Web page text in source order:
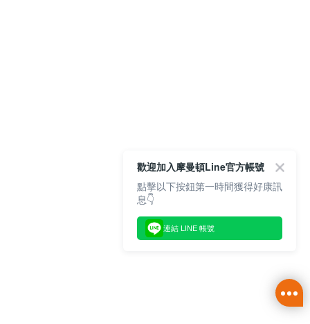
歡迎加入摩曼頓Line官方帳號
點擊以下按鈕第一時間獲得好康訊
息👇
連結 LINE 帳號